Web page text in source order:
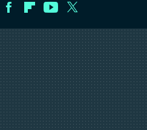
InstagramFacebookFlipboard
Youtube